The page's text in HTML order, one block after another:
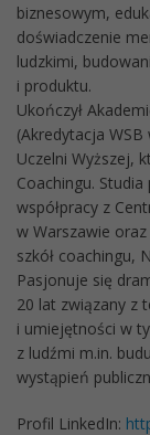
biznesowym,
doświadczenie
ludzkimi,
i produktu.
Ukończył
(Akredytacja
Uczelni Wyższej,
Coachingu.
współpracy z
w Warszawie
szkół coachingu,
Pasjonuje się
20 lat związany z
i umiejętności w
z ludźmi m.in.
wystąpień
Profil LinkedIn: